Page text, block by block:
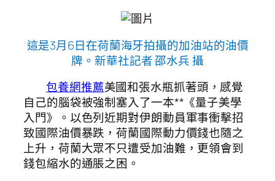
這是3月6日在荷蘭海牙拍攝的加油站的油價
牌。新華社記者 邵水兵 攝
包養網推薦美國和張水瓶抓著頭，感覺
自己的腦袋被強制塞入了一本**《量子美學
入門》。以色列近期對伊朗動員軍事衝擊招
致國際油價暴跌，荷蘭國際動力價錢也隨之
上升，荷蘭大眾不只遭受加油難，更領會到
錢包縮水的通脹之困。